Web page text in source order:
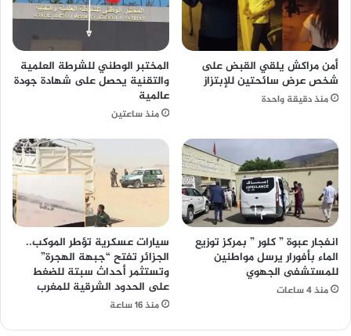
أمن مراكش يلقي القبض على
شخص عرض سائحتين للإبتزاز
منذ دقيقة واحدة
المختبر الوطني للشرطة العلمية
والتقنية يحصل على شهادة جودة
عالمية
منذ ساعتين
انفجار عبوة ” كلور ” بمركز توزيع
الماء بأفورار يرسل مواطنين
للمستشفى الجهوي
منذ 4 ساعات
سيارات عسكرية تؤطر الموكب..
الجزائر تفتح “جبهة الهجرة”
وتستثمر أحداث سبتة للضغط
على الحدود الشرقية للمغرب
منذ 16 ساعة